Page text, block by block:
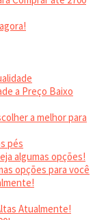
a Preço Baixo
a melhor para
pés
algumas opções!
opções para você
Atualmente!